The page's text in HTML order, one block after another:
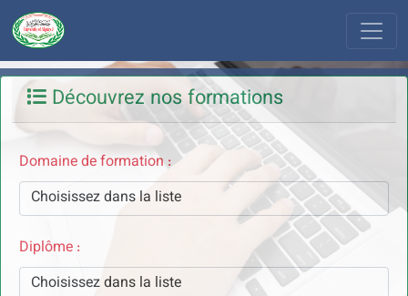
Découvrez nos formations
Domaine de formation :
Diplôme :